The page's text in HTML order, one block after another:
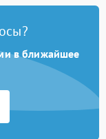
Подробнее →
в ближайшее